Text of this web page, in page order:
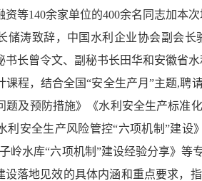
等140余家单位的400余名同志加本次
储涛致辞，中国水利企业协会副会
长曾令文、副秘书长田华和安徽省水
课程，结合全国“安全生产月”主题,聘
题及预防措施》《水利安全生产标准
利安全生产风险管控“六项机制”建设
岭水库“六项机制”建设经验分享》等
设落地见效的具体内涵和重点要求，